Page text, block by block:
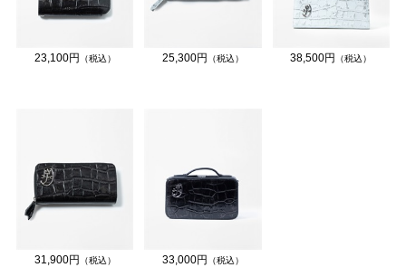
23,100円 （税込） 25,300円 （税込） 38,500円 （税込）
31,900円 （税込） 33,000円 （税込）